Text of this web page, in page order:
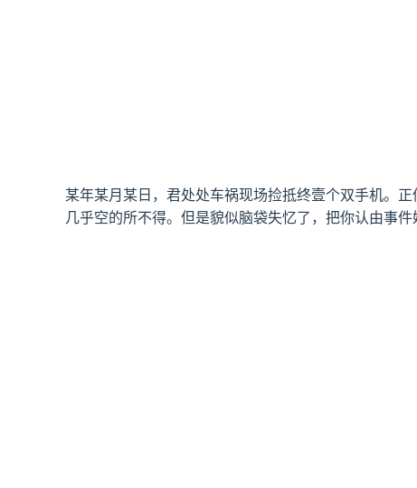
某年某月某日，君处处车祸现场捡抵终壹个双手机。
几乎空的所不得。但是貌似脑袋失忆了，把你认由事